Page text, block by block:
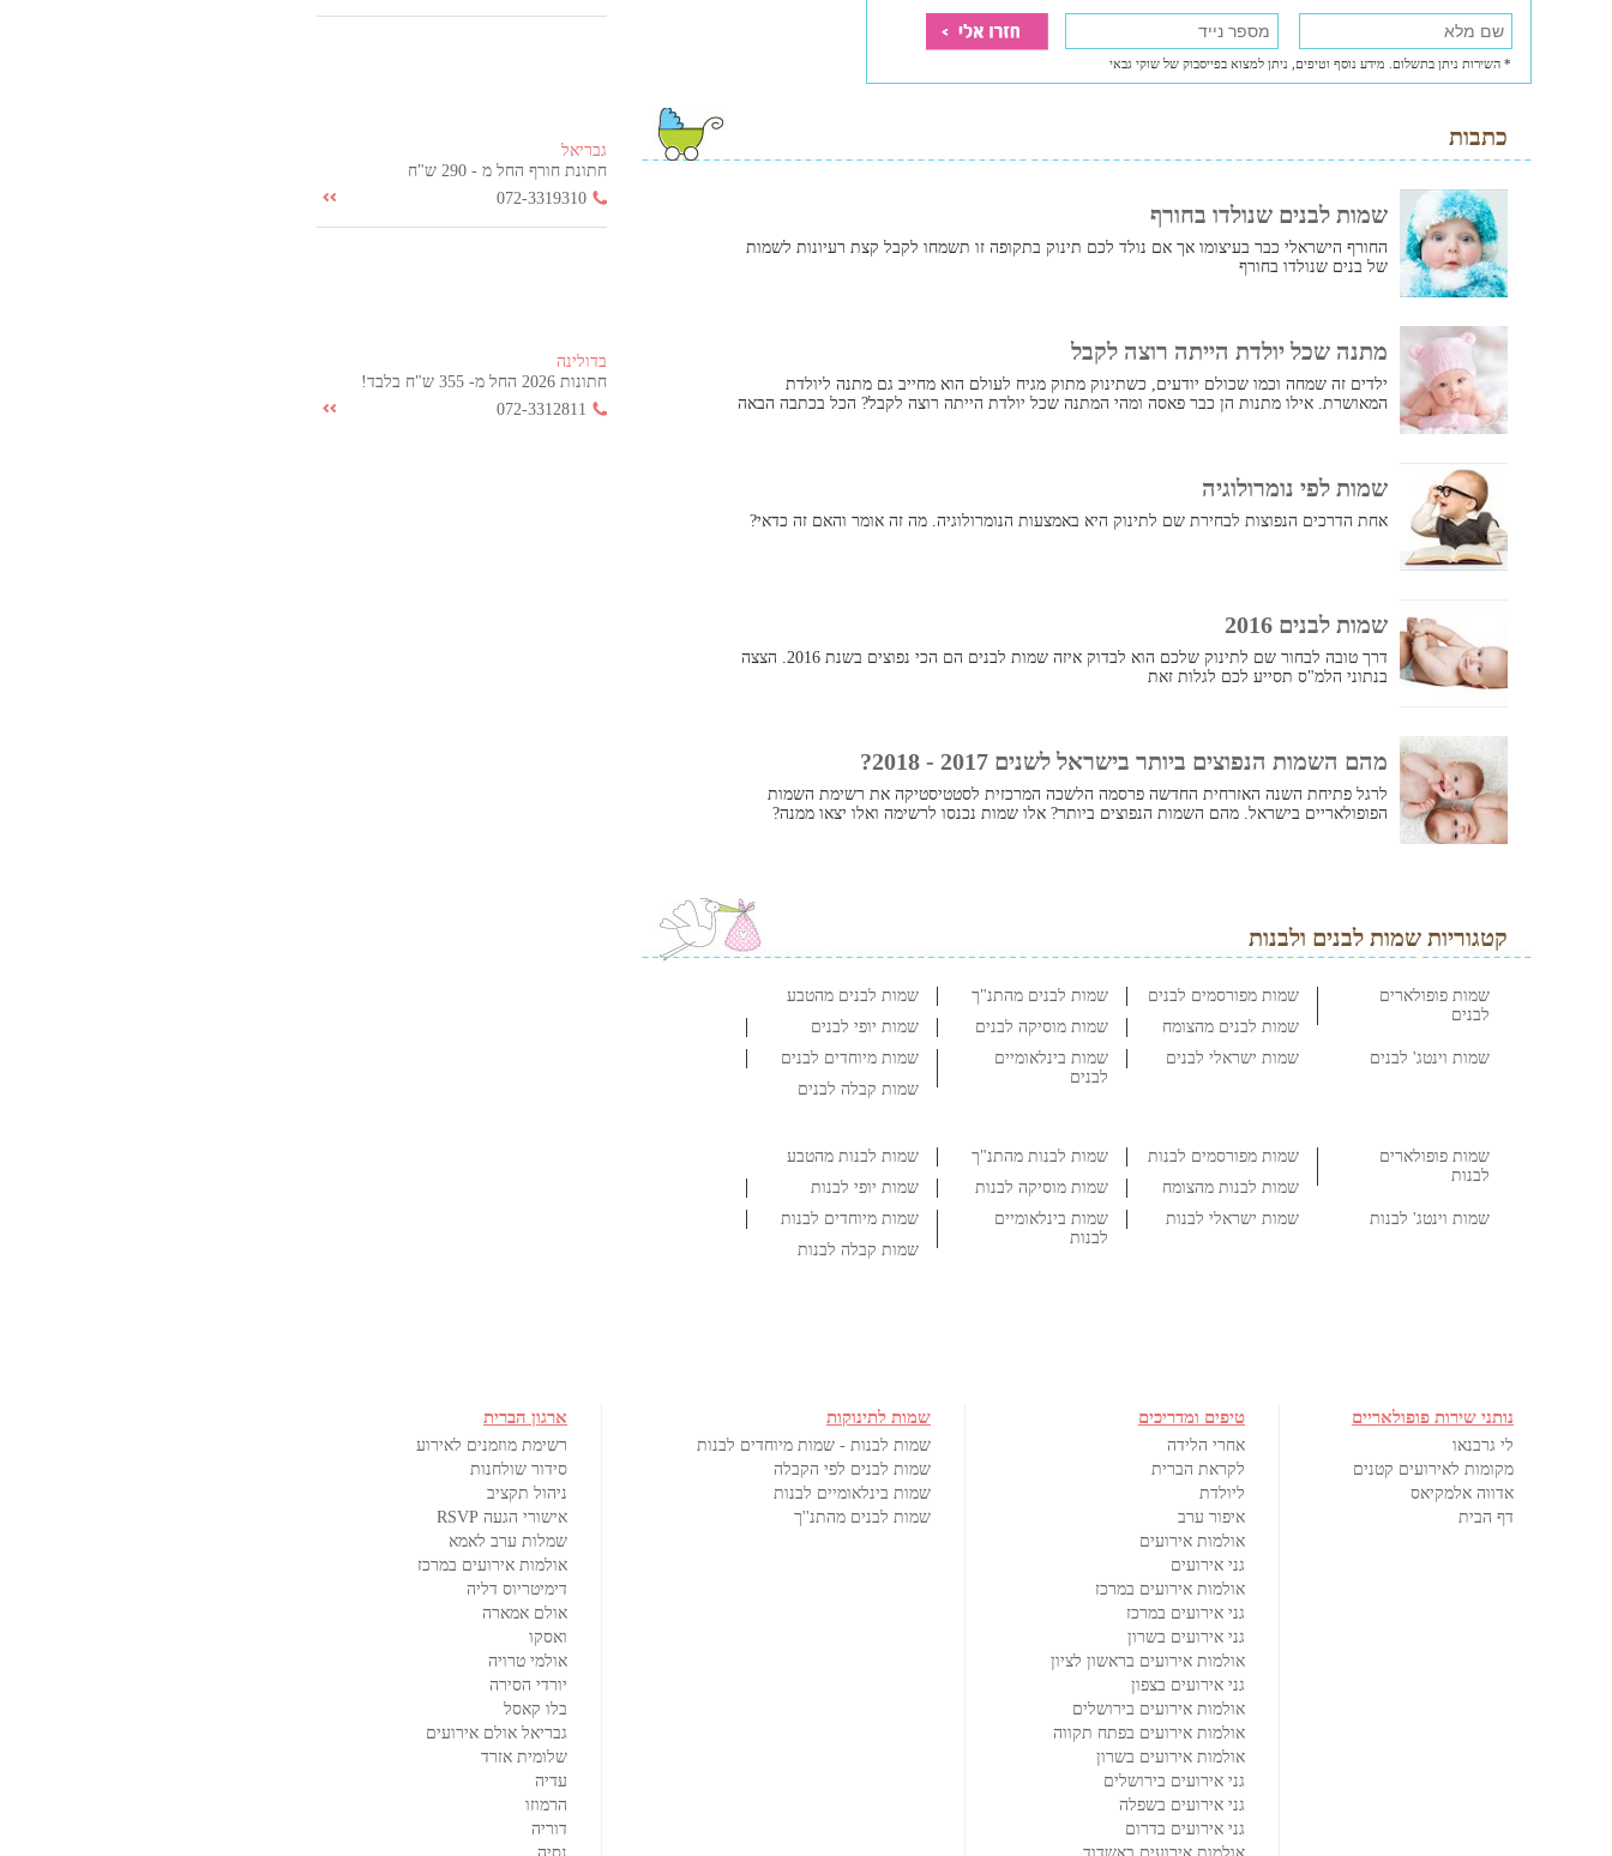
* השירות ניתן בתשלום. מידע נוסף וטיפים, ניתן למצוא בפייסבוק של שוקי גבאי
כתבות
שמות לבנים שנולדו בחורף
החורף הישראלי כבר בעיצומו אך אם נולד לכם תינוק בתקופה זו תשמחו לקבל קצת רעיונות לשמות
של בנים שנולדו בחורף
מתנה שכל יולדת הייתה רוצה לקבל
ילדים זה שמחה וכמו שכולם יודעים, כשתינוק מתוק מגיח לעולם הוא מחייב גם מתנה ליולדת
המאושרת. אילו מתנות הן כבר פאסה ומהי המתנה שכל יולדת הייתה רוצה לקבל? הכל בכתבה הבאה
שמות לפי נומרולוגיה
אחת הדרכים הנפוצות לבחירת שם לתינוק היא באמצעות הנומרולוגיה. מה זה אומר והאם זה כדאי?
שמות לבנים 2016
דרך טובה לבחור שם לתינוק שלכם הוא לבדוק איזה שמות לבנים הם הכי נפוצים בשנת 2016. הצצה
בנתוני הלמ"ס תסייע לכם לגלות זאת
מהם השמות הנפוצים ביותר בישראל לשנים 2017 - 2018?
לרגל פתיחת השנה האזרחית החדשה פרסמה הלשכה המרכזית לסטטיסטיקה את רשימת השמות
הפופולאריים בישראל. מהם השמות הנפוצים ביותר? אלו שמות נכנסו לרשימה ואלו יצאו ממנה?
קטגוריות שמות לבנים ולבנות
שמות פופולארים
לבנים
שמות מפורסמים לבנים שמות לבנים מהתנ"ך
שמות לבנים מהטבע
שמות לבנים מהצומח
שמות מוסיקה לבנים
שמות יופי לבנים
שמות וינטג' לבנים
שמות ישראלי לבנים
שמות בינלאומיים
לבנים
שמות מיוחדים לבנים
שמות קבלה לבנים
שמות פופולארים
לבנות
שמות מפורסמים לבנות שמות לבנות מהתנ"ך
שמות לבנות מהטבע
שמות לבנות מהצומח
שמות מוסיקה לבנות
שמות יופי לבנות
שמות וינטג' לבנות
שמות ישראלי לבנות
שמות בינלאומיים
לבנות
שמות מיוחדים לבנות
שמות קבלה לבנות
גבריאל
חתונת חורף החל מ - 290 ש"ח
072-3319310
בדולינה
חתונות 2026 החל מ- 355 ש"ח בלבד!
072-3312811
נותני שירות פופולאריים
לי גרבנאו
מקומות לאירועים קטנים
אדווה אלמקיאס
דף הבית
טיפים ומדריכים
אחרי הלידה
לקראת הברית
ליולדת
איפור ערב
אולמות אירועים
גני אירועים
אולמות אירועים במרכז
גני אירועים במרכז
גני אירועים בשרון
אולמות אירועים בראשון לציון
גני אירועים בצפון
אולמות אירועים בירושלים
אולמות אירועים בפתח תקווה
אולמות אירועים בשרון
גני אירועים בירושלים
גני אירועים בשפלה
גני אירועים בדרום
שמות לתינוקות
שמות לבנות - שמות מיוחדים לבנות
שמות לבנים לפי הקבלה
שמות בינלאומיים לבנות
שמות לבנים מהתנ''ך
ארגון הברית
רשימת מוזמנים לאירוע
סידור שולחנות
ניהול תקציב
אישורי הגעה RSVP
שמלות ערב לאמא
אולמות אירועים במרכז
דימיטריוס דליה
אולם אמארה
ואסקו
אולמי טרויה
יורדי הסירה
בלו קאסל
גבריאל אולם אירועים
שלומית אזרד
עדיה
הרמוזו
דוריה